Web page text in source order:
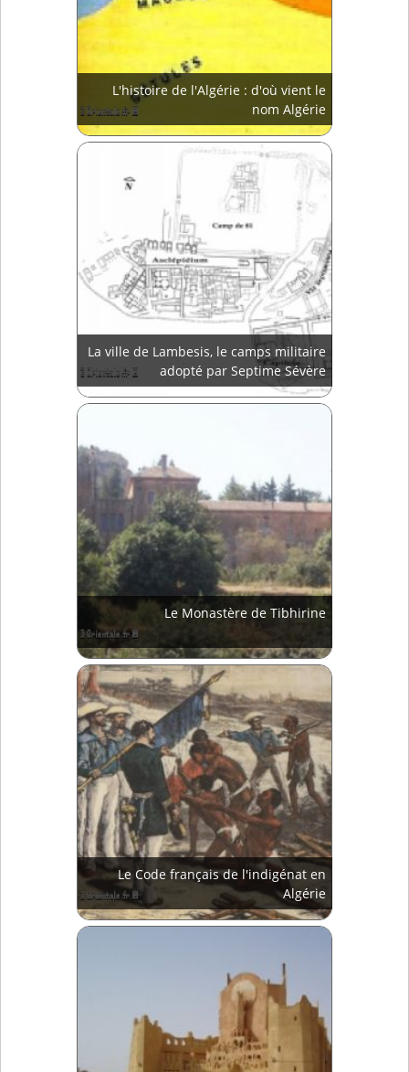
L'histoire de l'Algérie : d'où vient le
nom Algérie
La ville de Lambesis, le camps militaire
adopté par Septime Sévère
Le Monastère de Tibhirine
Le Code français de l'indigénat en
Algérie